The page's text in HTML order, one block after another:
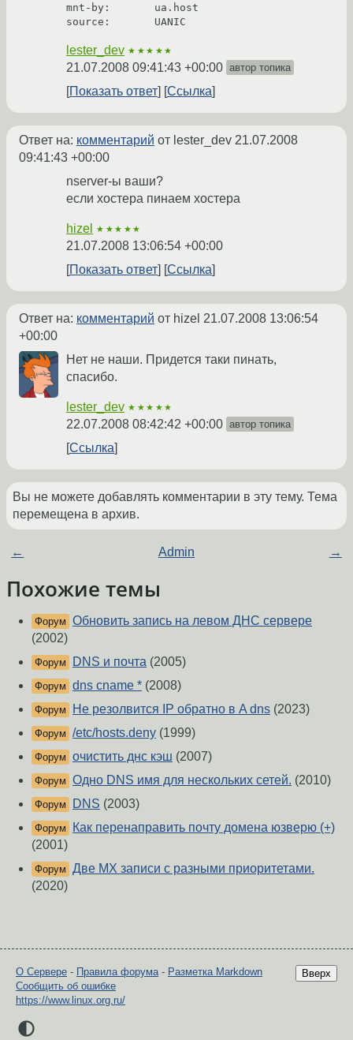
mnt-by:       ua.host
lester_dev ★★★★★
21.07.2008 09:41:43 +00:00 автор топика
Показать ответ Ссылка
Ответ на: комментарий от lester_dev 21.07.2008
09:41:43 +00:00
nserver-ы ваши?
если хостера пинаем хостера
hizel ★★★★★
21.07.2008 13:06:54 +00:00
Показать ответ
Ссылка
Ответ на: комментарий от hizel 21.07.2008 13:06:54
+00:00
Нет не наши. Придется таки пинать,
спасибо.
lester_dev ★★★★★
22.07.2008 08:42:42 +00:00 автор топика
Ссылка
Вы не можете добавлять комментарии в эту тему. Тема
перемещена в архив.
← Admin →
Похожие темы
Форум Обновить запись на левом ДНС сервере
(2002)
Форум DNS и почта (2005)
Форум dns cname * (2008)
Форум Не резолвится IP обратно в A dns (2023)
Форум /etc/hosts.deny (1999)
Форум очистить днс кэш (2007)
Форум Одно DNS имя для нескольких сетей. (2010)
Форум DNS (2003)
Форум
Как перенаправить почту домена юзверю (+)
(2001)
Форум Две MX записи с разными приоритетами.
(2020)
Вверх
О Сервере - Правила форума - Разметка Markdown
Сообщить об ошибке
https://www.linux.org.ru/